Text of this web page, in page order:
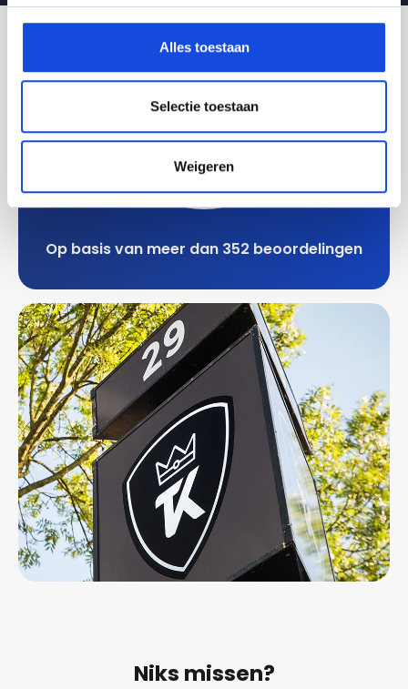
Alles toestaan
Selectie toestaan
Weigeren
9,7
Op basis van meer dan 352 beoordelingen
Niks missen?